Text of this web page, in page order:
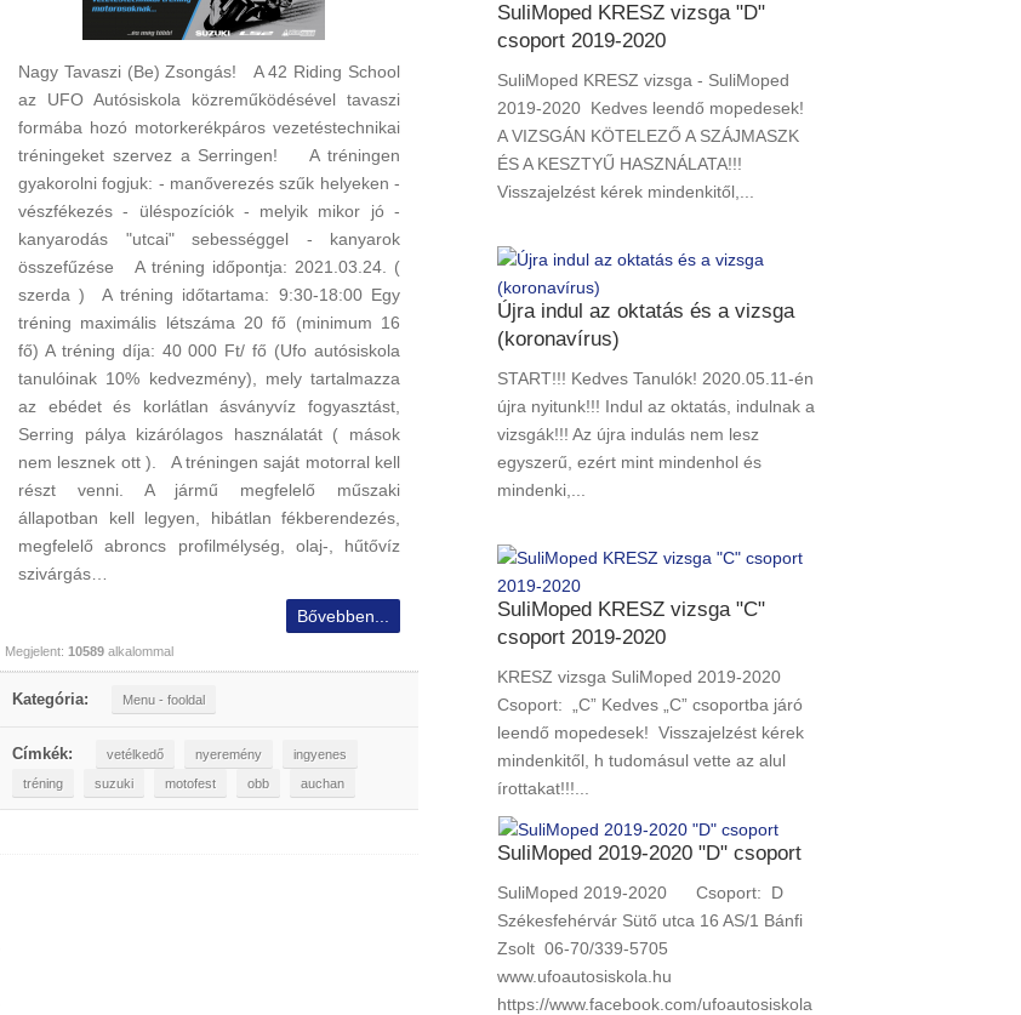
Nagy Tavaszi (Be) Zsongás! A 42 Riding School
az UFO Autósiskola közreműködésével tavaszi
formába hozó motorkerékpáros vezetéstechnikai
tréningeket szervez a Serringen! A tréningen
gyakorolni fogjuk: - manőverezés szűk helyeken -
vészfékezés - üléspozíciók - melyik mikor jó -
kanyarodás "utcai" sebességgel - kanyarok
összefűzése A tréning időpontja: 2021.03.24. (
szerda ) A tréning időtartama: 9:30-18:00 Egy
tréning maximális létszáma 20 fő (minimum 16
fő) A tréning díja: 40 000 Ft/ fő (Ufo autósiskola
tanulóinak 10% kedvezmény), mely tartalmazza
az ebédet és korlátlan ásványvíz fogyasztást,
Serring pálya kizárólagos használatát ( mások
nem lesznek ott ). A tréningen saját motorral kell
részt venni. A jármű megfelelő műszaki
állapotban kell legyen, hibátlan fékberendezés,
megfelelő abroncs profilmélység, olaj-, hűtővíz
szivárgás…
Bővebben...
Megjelent: 10589 alkalommal
Kategória: Menu - fooldal
Címkék: vetélkedő nyeremény
ingyenes
tréning
suzuki motofest obb auchan
SuliMoped KRESZ vizsga "D"
csoport 2019-2020
SuliMoped KRESZ vizsga - SuliMoped
2019-2020 Kedves leendő mopedesek!
A VIZSGÁN KÖTELEZŐ A SZÁJMASZK
ÉS A KESZTYŰ HASZNÁLATA!!!
Visszajelzést kérek mindenkitől,...
Újra indul az oktatás és a vizsga
(koronavírus)
START!!! Kedves Tanulók! 2020.05.11-én
újra nyitunk!!! Indul az oktatás, indulnak a
vizsgák!!! Az újra indulás nem lesz
egyszerű, ezért mint mindenhol és
mindenki,...
SuliMoped KRESZ vizsga "C"
csoport 2019-2020
KRESZ vizsga SuliMoped 2019-2020
Csoport: „C” Kedves „C” csoportba járó
leendő mopedesek! Visszajelzést kérek
mindenkitől, h tudomásul vette az alul
írottakat!!!...
SuliMoped 2019-2020 "D" csoport
SuliMoped 2019-2020 Csoport: D
Székesfehérvár Sütő utca 16 AS/1 Bánfi
Zsolt 06-70/339-5705
www.ufoautosiskola.hu
https://www.facebook.com/ufoautosiskola